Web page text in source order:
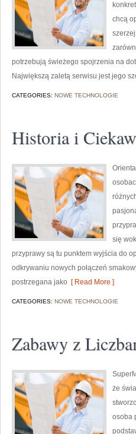
chcą
potrzebują świeżego spojrzenia na
Największą zaletą serwisu jest jego
CATEGORIES: NOWE TECHNOLOGIE
Historia i
się
przyprawy są tu punktem wyjścia do
odkrywaniu nowych połączeń
postrzegana jako [ Read More ]
CATEGORIES: NOWE TECHNOLOGIE
Zabawy z
że
osoba